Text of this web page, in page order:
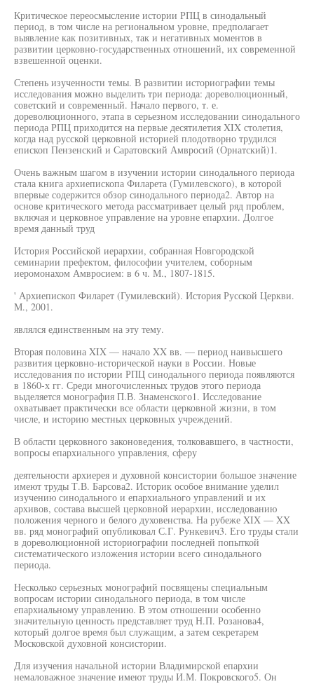
Критическое переосмысление истории РПЦ в синодальный
период, в том числе на региональном уровне, предполагает
выявление как позитивных, так и негативных моментов в
развитии церковно-государственных отношений, их современной
взвешенной оценки.
Степень изученности темы. В развитии историографии темы
исследования можно выделить три периода: дореволюционный,
советский и современный. Начало первого, т. е.
дореволюционного, этапа в серьезном исследовании синодального
периода РПЦ приходится на первые десятилетия XIX столетия,
когда над русской церковной историей плодотворно трудился
епископ Пензенский и Саратовский Амвросий (Орнатский)1.
Очень важным шагом в изучении истории синодального периода
стала книга архиепископа Филарета (Гумилевского), в которой
впервые содержится обзор синодального периода2. Автор на
основе критического метода рассматривает целый ряд проблем,
включая и церковное управление на уровне епархии. Долгое
время данный труд
История Российской иерархии, собранная Новгородской
семинарии префектом, философии учителем, соборным
иеромонахом Амвросием: в 6 ч. М., 1807-1815.
' Архиепископ Филарет (Гумилевский). История Русской Церкви.
М., 2001.
являлся единственным на эту тему.
Вторая половина XIX — начало XX вв. — период наивысшего
развития церковно-исторической науки в России. Новые
исследования по истории РПЦ синодального периода появляются
в 1860-х гг. Среди многочисленных трудов этого периода
выделяется монография П.В. Знаменского1. Исследование
охватывает практически все области церковной жизни, в том
числе, и историю местных церковных учреждений.
В области церковного законоведения, толковавшего, в частности,
вопросы епархиального управления, сферу
деятельности архиерея и духовной консистории большое значение
имеют труды Т.В. Барсова2. Историк особое внимание уделил
изучению синодального и епархиального управлений и их
архивов, состава высшей церковной иерархии, исследованию
положения черного и белого духовенства. На рубеже XIX — XX
вв. ряд монографий опубликовал С.Г. Рункевич3. Его труды стали
в дореволюционной историографии последней попыткой
систематического изложения истории всего синодального
периода.
Несколько серьезных монографий посвящены специальным
вопросам истории синодального периода, в том числе
епархиальному управлению. В этом отношении особенно
значительную ценность представляет труд Н.П. Розанова4,
который долгое время был служащим, а затем секретарем
Московской духовной консистории.
Для изучения начальной истории Владимирской епархии
немаловажное значение имеют труды И.М. Покровского5. Он